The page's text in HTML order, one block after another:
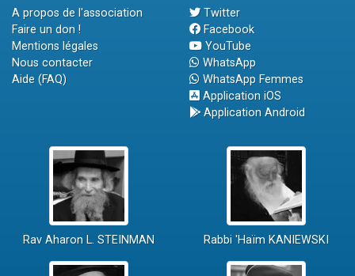
A propos de l'association
Faire un don !
Mentions légales
Nous contacter
Aide (FAQ)
Twitter
Facebook
YouTube
WhatsApp
WhatsApp Femmes
Application iOS
Application Android
Rav Aharon L. STEINMAN Rabbi 'Haïm KANIEWSKI